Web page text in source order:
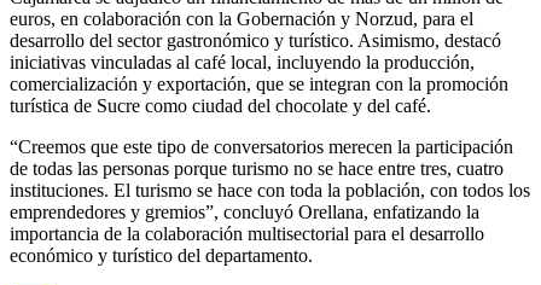
euros, en colaboración con la Gobernación y Norzud, para el
desarrollo del sector gastronómico y turístico. Asimismo, destacó
iniciativas vinculadas al café local, incluyendo la producción,
comercialización y exportación, que se integran con la promoción
turística de Sucre como ciudad del chocolate y del café.
“Creemos que este tipo de conversatorios merecen la participación
de todas las personas porque turismo no se hace entre tres, cuatro
instituciones. El turismo se hace con toda la población, con todos los
emprendedores y gremios”, concluyó Orellana, enfatizando la
importancia de la colaboración multisectorial para el desarrollo
económico y turístico del departamento.